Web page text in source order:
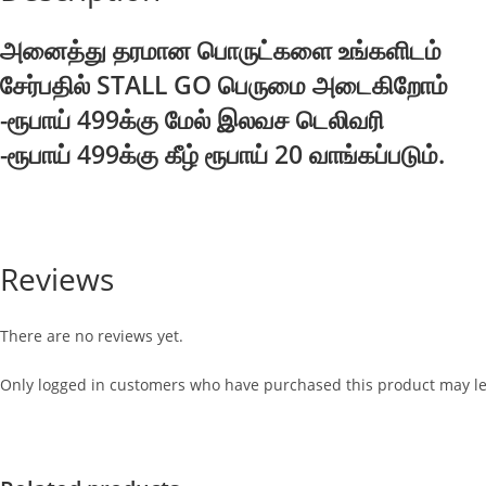
அனைத்து தரமான பொருட்களை உங்களிடம்
சேர்பதில் STALL GO பெருமை அடைகிறோம்
-ரூபாய் 499க்கு மேல் இலவச டெலிவரி
-ரூபாய் 499க்கு கீழ் ரூபாய் 20 வாங்கப்படும்.
Reviews
There are no reviews yet.
Only logged in customers who have purchased this product may